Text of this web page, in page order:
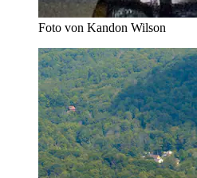
Foto von Kandon Wilson